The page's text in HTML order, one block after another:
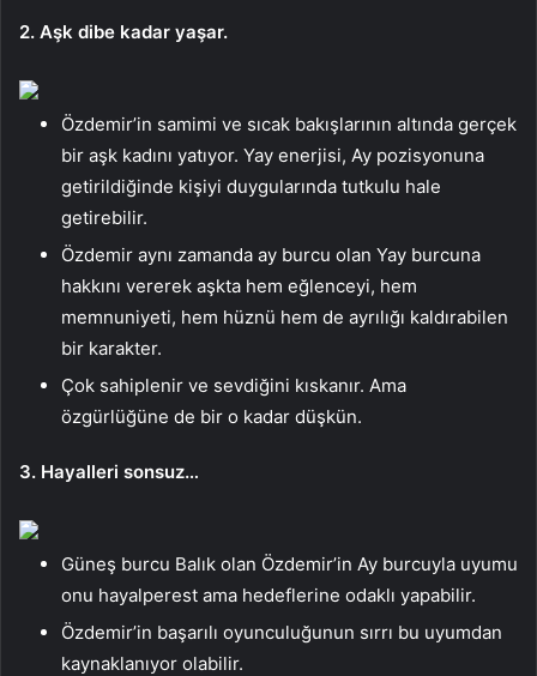
2. Aşk dibe kadar yaşar.
Özdemir’in samimi ve sıcak bakışlarının altında gerçek
bir aşk kadını yatıyor. Yay enerjisi, Ay pozisyonuna
getirildiğinde kişiyi duygularında tutkulu hale
getirebilir.
Özdemir aynı zamanda ay burcu olan Yay burcuna
hakkını vererek aşkta hem eğlenceyi, hem
memnuniyeti, hem hüznü hem de ayrılığı kaldırabilen
bir karakter.
Çok sahiplenir ve sevdiğini kıskanır. Ama
özgürlüğüne de bir o kadar düşkün.
3. Hayalleri sonsuz…
Güneş burcu Balık olan Özdemir’in Ay burcuyla uyumu
onu hayalperest ama hedeflerine odaklı yapabilir.
Özdemir’in başarılı oyunculuğunun sırrı bu uyumdan
kaynaklanıyor olabilir.